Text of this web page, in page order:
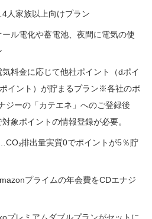
人家族以上向けプラン
ル電化や蓄電池、夜間に電気の使
料金に応じて他社ポイント（dポイ
イント）が貯まるプラン※各社のポ
ジーの「カテエネ」へのご登録後
象ポイントの情報登録が必要。
排出量実質0でポイントが5％貯
プライムの年会費をCDエナジ